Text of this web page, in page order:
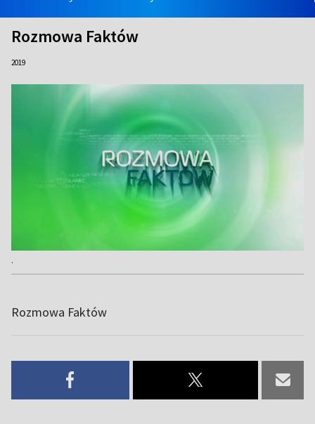
Rozmowa Faktów
2019
.
Rozmowa Faktów